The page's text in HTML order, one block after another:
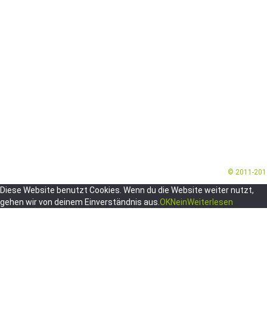
© 2011-
Diese Website benutzt Cookies. Wenn du die Website weiter nutzt,
gehen wir von deinem Einverständnis aus. OKNeinWeiterlesen